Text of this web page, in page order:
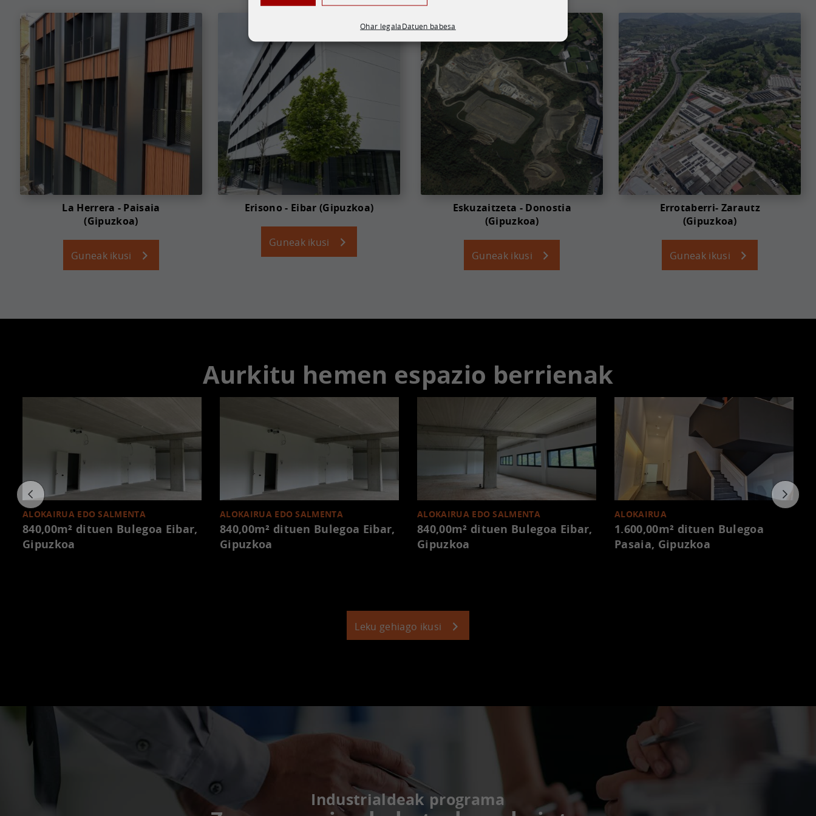
Ohar legalaDatuen babesa
La Herrera - Paisaia
(Gipuzkoa)
Guneak ikusi
Erisono - Eibar (Gipuzkoa)
Guneak ikusi
Eskuzaitzeta - Donostia
(Gipuzkoa)
Guneak ikusi
Errotaberri- Zarautz
(Gipuzkoa)
Guneak ikusi
Aurkitu hemen espazio berrienak
ALOKAIRUA EDO SALMENTA
840,00m² dituen Bulegoa Eibar,
Gipuzkoa
ALOKAIRUA EDO SALMENTA
840,00m² dituen Bulegoa Eibar,
Gipuzkoa
ALOKAIRUA EDO SALMENTA
840,00m² dituen Bulegoa Eibar,
Gipuzkoa
ALOKAIRUA
1.600,00m² dituen Bulegoa
Pasaia, Gipuzkoa
Leku gehiago ikusi
Industrialdeak programa